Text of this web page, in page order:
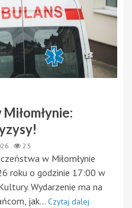
23
w Miłomłynie
roku o godzinie 17:00 w
Wydarzenie ma na
jak... Czytaj dalej